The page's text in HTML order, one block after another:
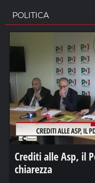
POLITICA
Crediti alle Asp, il
chiarezza